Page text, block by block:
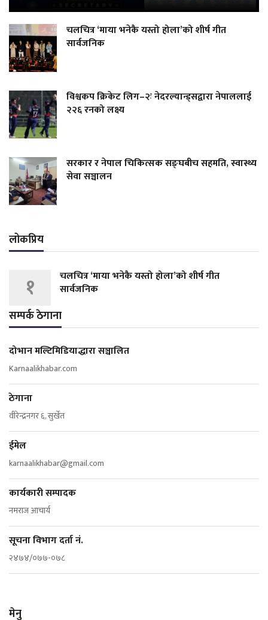
चलचित्र ‘माया भनेकै यस्तो होला’को शीर्ष गीत
सार्वजनिक
विश्वकप क्रिकेट लिग–२ः नेदरल्यान्ड्सद्वारा नेपाललाई
२२६ रनको लक्ष्य
सरकार र नेपाल चिकित्सक सङ्घबीच सहमति, स्वास्थ्य
सेवा सञ्चालन
लोकप्रिय
१
चलचित्र ‘माया भनेकै यस्तो होला’को शीर्ष गीत
सार्वजनिक
सम्पर्क ठेगाना
दोभान मल्टिमिडियाद्धारा सञ्चालित
Karnaalikhabar.com
ठेगाना
वीरेन्द्रनगर ६, सुर्खेत
ईमेल
karnaalikhabar@gmail.com
कार्यकारी सम्पादक
नमराज आचार्य
सूचना विभाग दर्ता नं.
२४७४/०७७-०७८
मेनु